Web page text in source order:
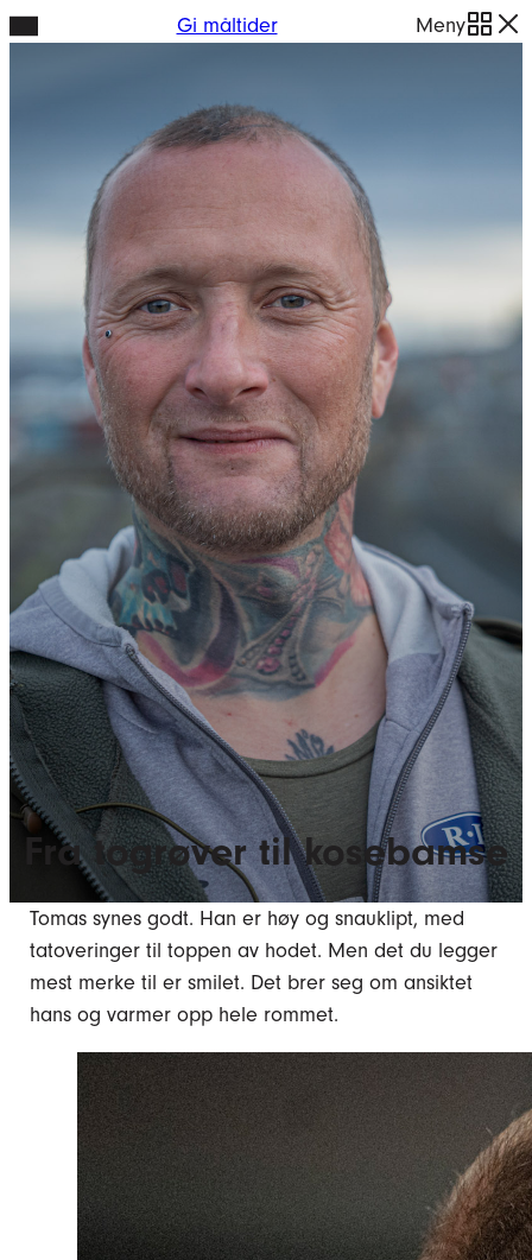
Hopp
Gi måltider Meny
Fra togrøver til kosebamse
Tomas synes godt. Han er høy og snauklipt, med
tatoveringer til toppen av hodet. Men det du legger
mest merke til er smilet. Det brer seg om ansiktet
hans og varmer opp hele rommet.